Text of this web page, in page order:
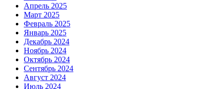
Апрель 2025
Март 2025
Февраль 2025
Январь 2025
Декабрь 2024
Ноябрь 2024
Октябрь 2024
Сентябрь 2024
Август 2024
Июль 2024